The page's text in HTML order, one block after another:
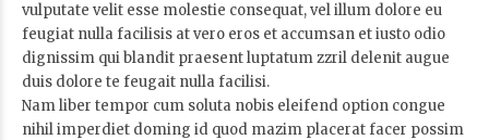
vulputate velit esse molestie consequat, vel illum dolore eu
feugiat nulla facilisis at vero eros et accumsan et iusto odio
dignissim qui blandit praesent luptatum zzril delenit augue
duis dolore te feugait nulla facilisi.
Nam liber tempor cum soluta nobis eleifend option congue
nihil imperdiet doming id quod mazim placerat facer possim